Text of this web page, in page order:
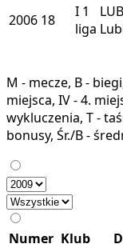
2006 18 I 1
liga
LUB
M - mecze, B -
miejsca, IV - 4.
wykluczenia, T -
bonusy, Śr./B -
Numer Klub